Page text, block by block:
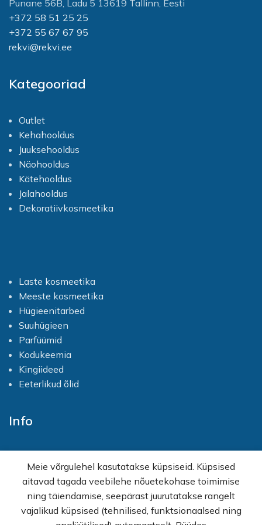
Punane 56B, Ladu 5 13619 Tallinn, Eesti
+372 58 51 25 25
+372 55 67 67 95
rekvi@rekvi.ee
Kategooriad
Outlet
Kehahooldus
Juuksehooldus
Näohooldus
Kätehooldus
Jalahooldus
Dekoratiivkosmeetika
Laste kosmeetika
Meeste kosmeetika
Hügieenitarbed
Suuhügieen
Parfüümid
Kodukeemia
Kingiideed
Eeterlikud õlid
Info
E-pood
Kampaaniad
Hulgimüük
Ostuabi
Meie võrgulehel kasutatakse küpsiseid. Küpsised
aitavad tagada veebilehe nõuetekohase toimimise
ning täiendamise, seepärast juurutatakse rangelt
vajalikud küpsised (tehnilised, funktsionaalsed ning